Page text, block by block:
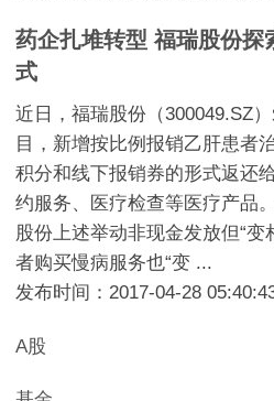
药企扎堆转型 福瑞股份
式
近日，福瑞股份（300049.SZ
目，新增按比例报销乙肝患者
积分和线下报销券的形式返还
约服务、医疗检查等医疗产品
股份上述举动非现金发放但“变
者购买慢病服务也“变 ...
发布时间：2017-04-28
A股